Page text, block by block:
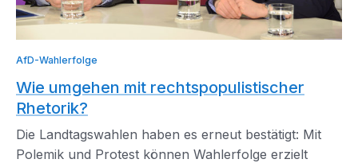
AfD-Wahlerfolge
Wie umgehen mit rechtspopulistischer
Rhetorik?
Die Landtagswahlen haben es erneut bestätigt: Mit
Polemik und Protest können Wahlerfolge erzielt